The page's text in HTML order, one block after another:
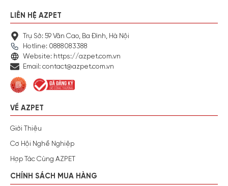
LIÊN HỆ AZPET
Trụ Sở: 59 Văn Cao, Ba Đình, Hà Nội
Hotline: 0888083388
Website: https://azpet.com.vn
Email: contact@azpet.com.vn
VỀ AZPET
Giới Thiệu
Cơ Hội Nghề Nghiệp
Hợp Tác Cùng AZPET
CHÍNH SÁCH MUA HÀNG